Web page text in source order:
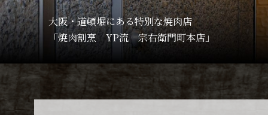
大阪・道頓堀にある特別な焼肉店
「焼肉割烹 YP流 宗右衛門町本店」